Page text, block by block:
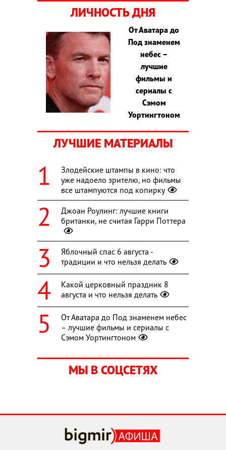
ЛИЧНОСТЬ ДНЯ
От Аватара до
Под знаменем
небес –
лучшие
фильмы и
сериалы с
Сэмом
Уортингтоном
ЛУЧШИЕ МАТЕРИАЛЫ
Злодейские штампы в кино: что
уже надоело зрителю, но фильмы
все штампуются под копирку
Джоан Роулинг: лучшие книги
британки, не считая Гарри Поттера
Яблочный спас 6 августа -
традиции и что нельзя делать
Какой церковный праздник 8
августа и что нельзя делать
От Аватара до Под знаменем небес
– лучшие фильмы и сериалы с
Сэмом Уортингтоном
МЫ В СОЦСЕТЯХ